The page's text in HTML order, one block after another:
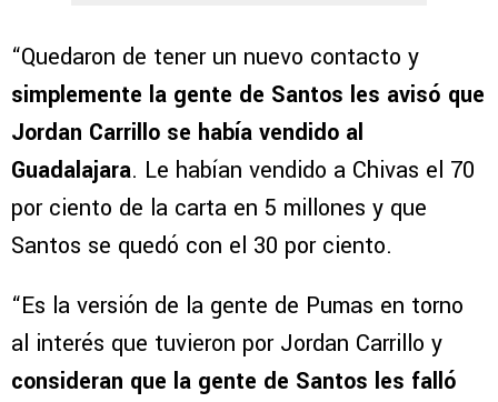
“Quedaron de tener un nuevo contacto y
simplemente la gente de Santos les avisó que
Jordan Carrillo se había vendido al
Guadalajara. Le habían vendido a Chivas el 70
por ciento de la carta en 5 millones y que
Santos se quedó con el 30 por ciento.
“Es la versión de la gente de Pumas en torno
al interés que tuvieron por Jordan Carrillo y
consideran que la gente de Santos les falló